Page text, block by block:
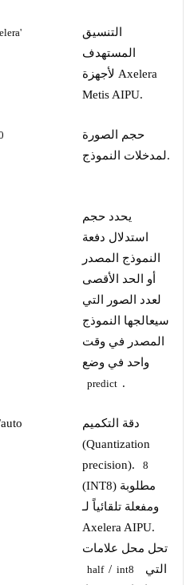
التنسيق
المستهدف
لأجهزة Axelera
Metis AIPU.
حجم الصورة
لمدخلات النموذج.
يحدد حجم
استدلال دفعة
النموذج المصدر
أو الحد الأقصى
لعدد الصور التي
سيعالجها النموذج
المصدر في وقت
واحد في وضع
predict .
دقة التكميم
(Quantization
precision).
8
(INT8) مطلوبة
ومفعلة تلقائياً لـ
Axelera AIPU.
تحل محل علامات
half / int8